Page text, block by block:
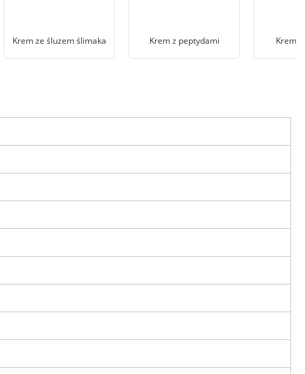
Krem ze śluzem ślimaka Krem z peptydami Krem